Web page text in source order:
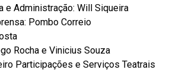
e Administração: Will Siqueira
Pombo Correio
Rocha e Vinicius Souza
Participações e Serviços Teatrais